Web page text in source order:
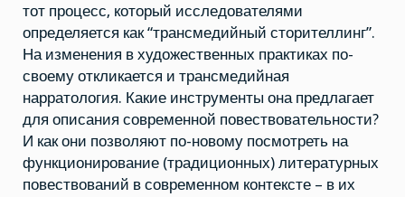
тот процесс, который исследователями
определяется как “трансмедийный сторителлинг”.
На изменения в художественных практиках по-
своему откликается и трансмедийная
нарратология. Какие инструменты она предлагает
для описания современной повествовательности?
И как они позволяют по-новому посмотреть на
функционирование (традиционных) литературных
повествований в современном контексте – в их